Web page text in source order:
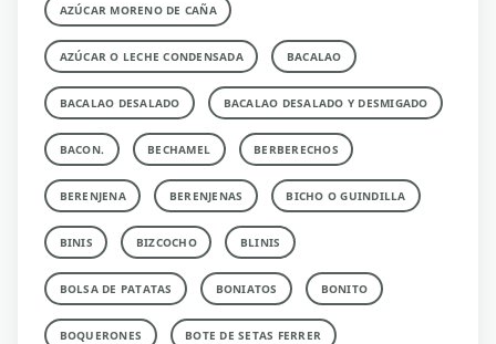
AZÚCAR MORENO DE CAÑA
AZÚCAR O LECHE CONDENSADA BACALAO
BACALAO DESALADO BACALAO DESALADO Y DESMIGADO
BACON. BECHAMEL BERBERECHOS
BERENJENA BERENJENAS BICHO O GUINDILLA
BINIS BIZCOCHO BLINIS
BOLSA DE PATATAS BONIATOS BONITO
BOQUERONES BOTE DE SETAS FERRER